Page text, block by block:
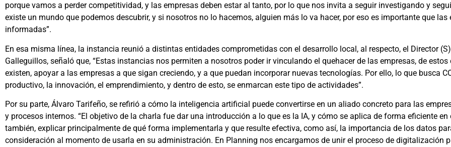
porque vamos a perder competitividad, y las empresas deben estar al tanto, por lo que nos invita a seguir investigando y
existe un mundo que podemos descubrir, y si nosotros no lo hacemos, alguien más lo va hacer, por eso es importante que las
informadas”.
En esa misma línea, la instancia reunió a distintas entidades comprometidas con el desarrollo local, al respecto, el Director (S)
Galleguillos, señaló que, “Estas instancias nos permiten a nosotros poder ir vinculando el quehacer de las empresas, de
existen, apoyar a las empresas a que sigan creciendo, y a que puedan incorporar nuevas tecnologías. Por ello, lo que busca
productivo, la innovación, el emprendimiento, y dentro de esto, se enmarcan este tipo de actividades”.
Por su parte, Álvaro Tarifeño, se refirió a cómo la inteligencia artificial puede convertirse en un aliado concreto para las
y procesos internos. “El objetivo de la charla fue dar una introducción a lo que es la IA, y cómo se aplica de forma eficiente en
también, explicar principalmente de qué forma implementarla y que resulte efectiva, como así, la importancia de los datos
consideración al momento de usarla en su administración. En Planning nos encargamos de unir el proceso de digitalización